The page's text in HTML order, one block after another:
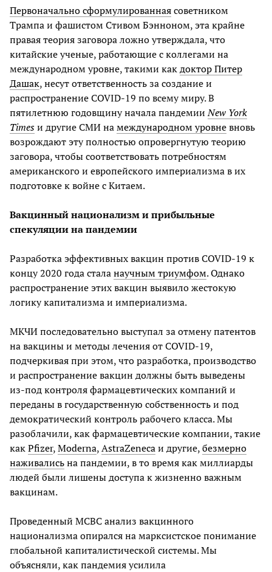
Первоначально сформулированнаясоветником
Трампа и фашистом Стивом Бэнноном, эта крайне
правая теория заговора ложно утверждала, что
китайские ученые, работающие с коллегами на
международном уровне, такими какдоктор Питер
Дашак, несут ответственность за создание и
распространение COVID-19 по всему миру. В
пятилетнюю годовщину начала пандемииNew York
Timesи другие СМИ намеждународном уровневновь
возрождают эту полностью опровергнутую теорию
заговора, чтобы соответствовать потребностям
американского и европейского империализма в их
подготовке к войне с Китаем.
Вакцинный национализм и прибыльные
спекуляции на пандемии
Разработка эффективных вакцин против COVID-19 к
концу 2020 года сталанаучным триумфом. Однако
распространение этих вакцин выявило жестокую
логику капитализма и империализма.
МКЧИ последовательно выступал за отмену патентов
на вакцины и методы лечения от COVID-19,
подчеркивая при этом, что разработка, производство
и распространение вакцин должны быть выведены
из-под контроля фармацевтических компаний и
переданы в государственную собственность и под
демократический контроль рабочего класса. Мы
разоблачили, как фармацевтические компании, такие
какPfizer,Moderna,AstraZenecaи другие,безмерно
наживалисьна пандемии, в то время как миллиарды
людей были лишены доступа к жизненно важным
вакцинам.
Проведенный МСВС анализ вакцинного
национализма опирался на марксистское понимание
глобальной капиталистической системы. Мы
объясняли, как пандемия усилила